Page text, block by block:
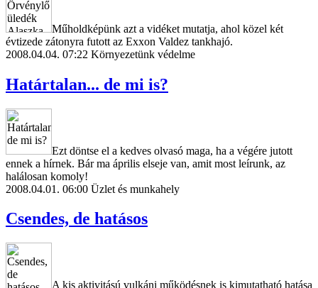
Műholdképünk azt a vidéket mutatja, ahol közel két
évtizede zátonyra futott az Exxon Valdez tankhajó.
2008.04.04. 07:22 Környezetünk védelme
Határtalan... de mi is?
Ezt döntse el a kedves olvasó maga, ha a végére jutott
ennek a hírnek. Bár ma április elseje van, amit most leírunk, az
halálosan komoly!
2008.04.01. 06:00 Üzlet és munkahely
Csendes, de hatásos
A kis aktivitású vulkáni működésnek is kimutatható hatása